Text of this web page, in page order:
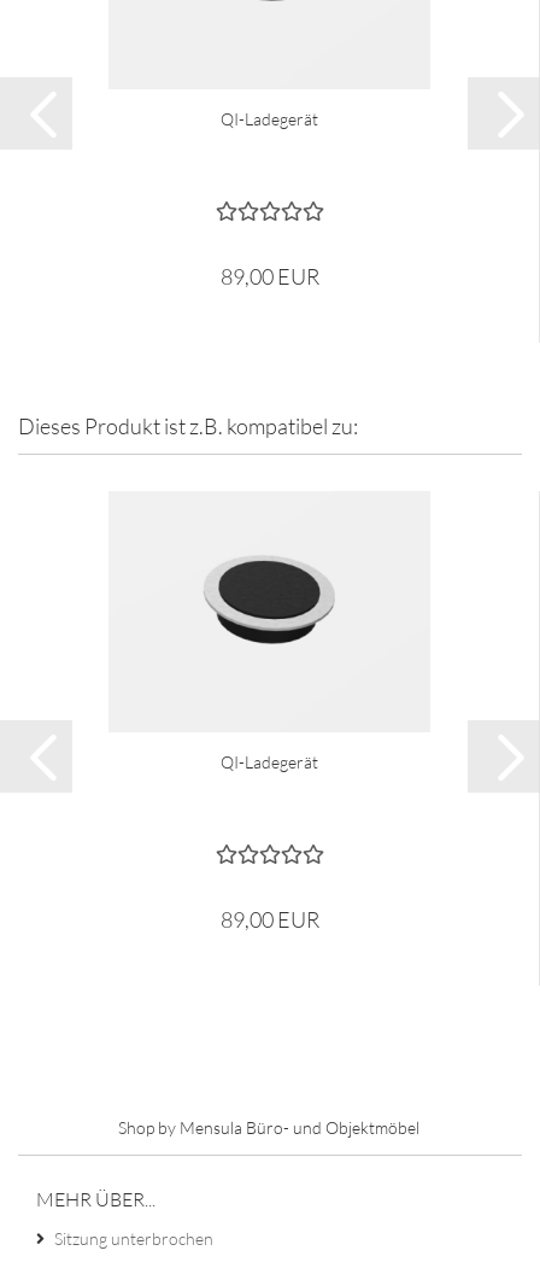
QI-Ladegerät
89,00 EUR
Dieses Produkt ist z.B. kompatibel zu:
QI-Ladegerät
89,00 EUR
Shop by Mensula Büro- und Objektmöbel
MEHR ÜBER...
Sitzung unterbrochen